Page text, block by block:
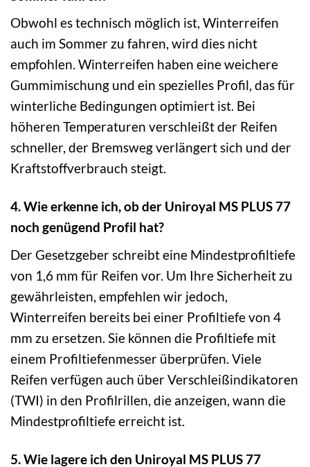
Obwohl es technisch möglich ist, Winterreifen
auch im Sommer zu fahren, wird dies nicht
empfohlen. Winterreifen haben eine weichere
Gummimischung und ein spezielles Profil, das für
winterliche Bedingungen optimiert ist. Bei
höheren Temperaturen verschleißt der Reifen
schneller, der Bremsweg verlängert sich und der
Kraftstoffverbrauch steigt.
4. Wie erkenne ich, ob der Uniroyal MS PLUS 77
noch genügend Profil hat?
Der Gesetzgeber schreibt eine Mindestprofiltiefe
von 1,6 mm für Reifen vor. Um Ihre Sicherheit zu
gewährleisten, empfehlen wir jedoch,
Winterreifen bereits bei einer Profiltiefe von 4
mm zu ersetzen. Sie können die Profiltiefe mit
einem Profiltiefenmesser überprüfen. Viele
Reifen verfügen auch über Verschleißindikatoren
(TWI) in den Profilrillen, die anzeigen, wann die
Mindestprofiltiefe erreicht ist.
5. Wie lagere ich den Uniroyal MS PLUS 77